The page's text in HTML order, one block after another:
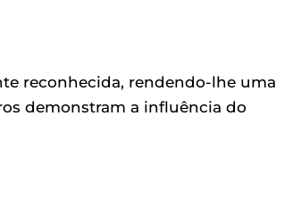
reconhecida, rendendo-lhe uma
demonstram a influência do